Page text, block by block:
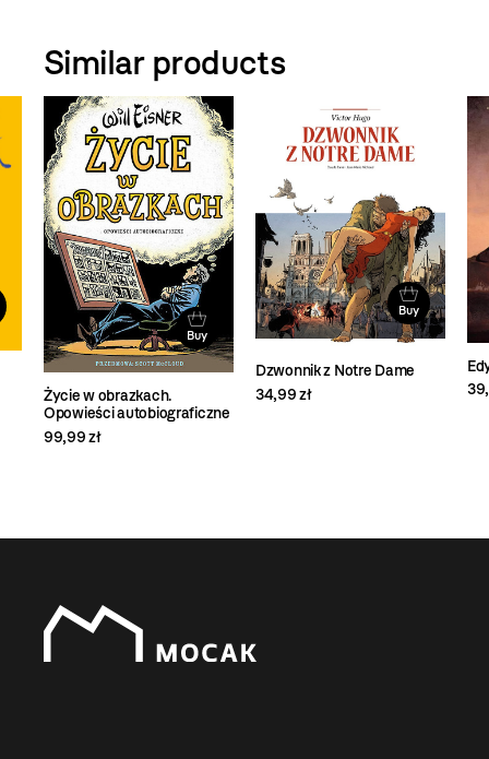
Similar products
Buy
Życie w obrazkach.
Opowieści autobiograficzne
99,99 zł
Buy
Dzwonnik z Notre Dame
34,99 zł